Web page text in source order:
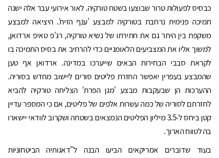
כבסיס לפעולות טרור שבוצעו בשטח טורקיה. לאור אירועי עבר אלה ישנה
תמיכה פנימית נרחבת בטורקיה למבצע 'ענף הזית'. היציאה למבצע
משקפת בין היתר גם את חתירתו של נשיא טורקיה, רג'פ טאיפ ארדואן,
למשוך אליו את המצביעים הלאומניים כדי להרחיב את בסיס התמיכה בו
לקראת סבבי הבחירות הבאים שייערכו במדינה. ארדואן אף טען
שהמבצע בעפרין יאפשר החזרת פליטים סורים ליישוב מחדש בסוריה.
ההערכות הן שבעקבות מבצע 'מגן הפרת' הצליחה טורקיה להביא
לחזרתם לסוריה של כמה עשרות אלפים של פליטים, אם כי המספר עדיין
קטן ביחס ל-3.5 מיליון הפליטים הנמצאים בשטחה ושקרוב לוודאי יישארו
בה לטווח הארוך.
בעוד שדוברים אמריקאים הביעו הבנה ל"דאגותיה הביטחוניות